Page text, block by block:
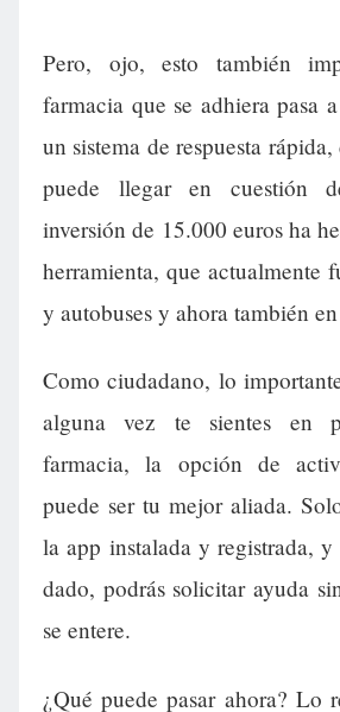
Pero, ojo, esto también
farmacia que se adhiera pasa
un sistema de respuesta
puede llegar en cuestión
inversión de 15.000 euros ha
herramienta, que actualmente
y autobuses y ahora también
Como ciudadano, lo
alguna vez te sientes en
farmacia, la opción de
puede ser tu mejor aliada.
la app instalada y registrada,
dado, podrás solicitar ayuda
se entere.
¿Qué puede pasar ahora? Lo